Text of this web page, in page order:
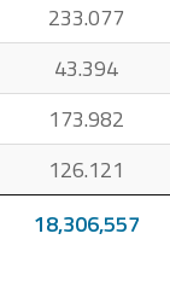
18,306,557
233.077
43.394
173.982
126.121